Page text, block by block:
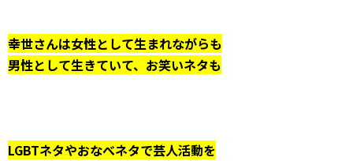
幸世さんは女性として生まれながらも
男性として生きていて、お笑いネタも
LGBTネタやおなべネタで芸人活動を